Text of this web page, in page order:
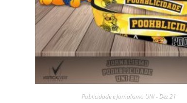
Publicidade e Jornalismo UNI - Dez 21